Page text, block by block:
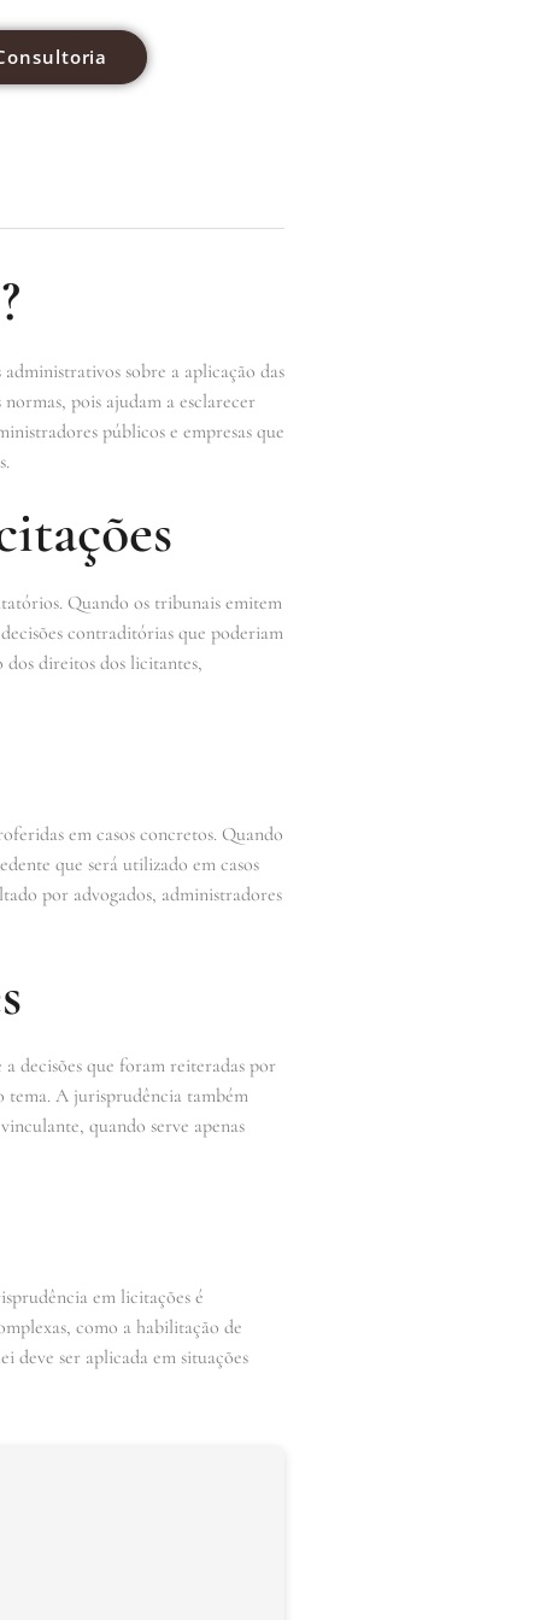
sobre a aplicação das
pois ajudam a esclarecer
públicos e empresas que
Quando os tribunais emitem
contraditórias que poderiam
direitos dos licitantes,
em casos concretos. Quando
que será utilizado em casos
por advogados, administradores
decisões que foram reiteradas por
tema. A jurisprudência também
quando serve apenas
em licitações é
como a habilitação de
deve ser aplicada em situações